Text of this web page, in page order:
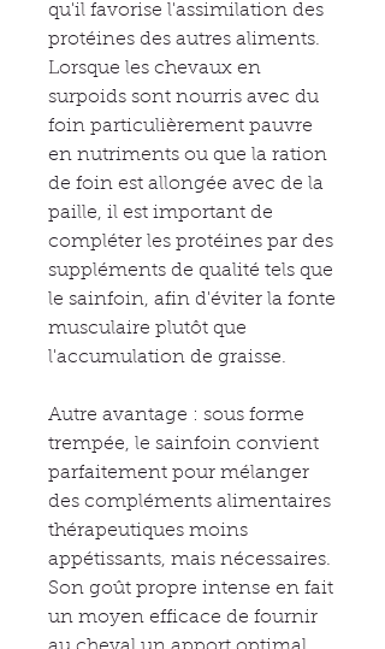
qu'il favorise l'assimilation des
protéines des autres aliments.
Lorsque les chevaux en
surpoids sont nourris avec du
foin particulièrement pauvre
en nutriments ou que la ration
de foin est allongée avec de la
paille, il est important de
compléter les protéines par des
suppléments de qualité tels que
le sainfoin, afin d'éviter la fonte
musculaire plutôt que
l'accumulation de graisse.
Autre avantage : sous forme
trempée, le sainfoin convient
parfaitement pour mélanger
des compléments alimentaires
thérapeutiques moins
appétissants, mais nécessaires.
Son goût propre intense en fait
un moyen efficace de fournir